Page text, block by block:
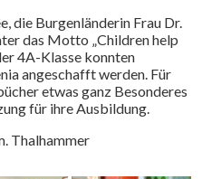
die Burgenländerin Frau Dr.
das Motto „Children help
4A-Klasse konnten
angeschafft werden. Für
etwas ganz Besonderes
für ihre Ausbildung.
Thalhammer